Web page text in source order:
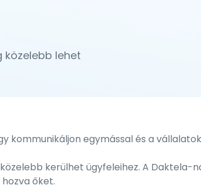
közelebb lehet
kommunikáljon egymással és a
kerülhet ügyfeleihez. A Daktela-
őket.